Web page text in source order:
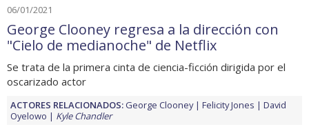
06/01/2021
George Clooney regresa a la dirección con
"Cielo de medianoche" de Netflix
Se trata de la primera cinta de ciencia-ficción dirigida por el
oscarizado actor
ACTORES RELACIONADOS: George Clooney Felicity Jones
David
Oyelowo
Kyle Chandler